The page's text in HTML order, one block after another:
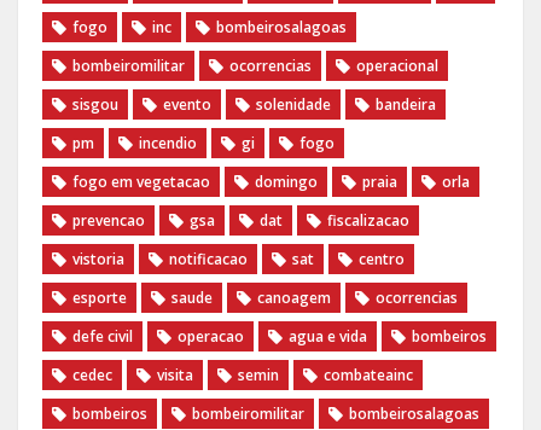
fogo
inc
bombeirosalagoas
bombeiromilitar
ocorrencias
operacional
sisgou
evento solenidade
bandeira
pm
incendio gi
fogo
fogo em vegetacao
domingo praia
orla
prevencao
gsa dat
fiscalizacao
vistoria
notificacao sat
centro
esporte
saude canoagem
ocorrencias
defe civil
operacao agua e vida
bombeiros
cedec
visita semin
combateainc
bombeiros
bombeiromilitar
bombeirosalagoas